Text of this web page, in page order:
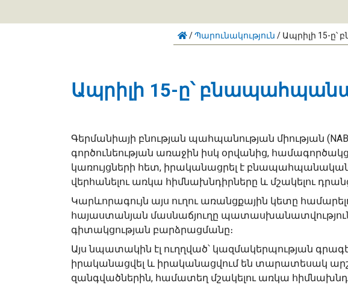
/Պարունակություն / Ապրիլի 15-
Ապրիլի 15-ը՝
Գերմանիայի բնության պահպանության միության
գործունեության առաջին իսկ օրվանից,
կառույցների հետ, իրականացրել է
վերհանելու առկա հիմնախնդիրները և մշակելու դրանց
Կարևորագույն այս ուղու առանցքային կետը
հայաստանյան մասնաճյուղը
գիտակցության բարձրացմանը։
Այս նպատակին էլ ուղղված՝ կազմակերպության
իրականացվել և իրականացվում են տարատեսակ
զանգվածներին, համատեղ մշակելու առկա